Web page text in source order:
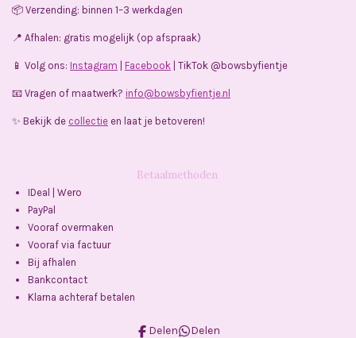
o
k
r
a
m
📦 Verzending: binnen 1–3 werkdagen
📍 Afhalen: gratis mogelijk (op afspraak)
📱 Volg ons: Instagram Facebook | TikTok @bowsbyfientje
📧 Vragen of maatwerk? info@bowsbyfientje.nl
✨ Bekijk de collectie en laat je betoveren!
Betaalmethoden
IDeal | Wero
PayPal
Vooraf overmaken
Vooraf via factuur
Bij afhalen
Bankcontact
Klarna achteraf betalen
Delen Delen